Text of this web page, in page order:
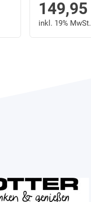
149,95
inkl. 19% MwSt.